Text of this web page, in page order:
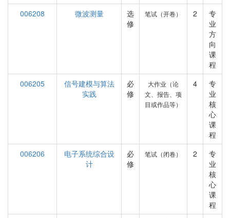
006208
微波测量
选
修
笔试（开卷） 2
专
业
方
向
课
程
006205
信号建模与算法
实践
必
修
大作业（论
文、报告、项
目或作品等）
4
专
业
核
心
课
程
006206
电子系统综合设
计
必
修
笔试（闭卷） 2
专
业
核
心
课
程